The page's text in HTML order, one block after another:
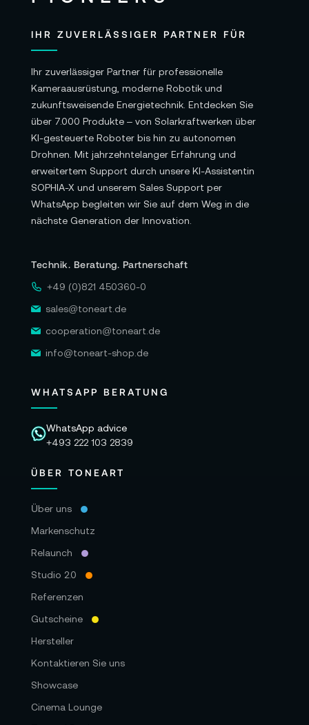
IHR ZUVERLÄSSIGER PARTNER FÜR
Ihr zuverlässiger Partner für professionelle
Kameraausrüstung, moderne Robotik und
zukunftsweisende Energietechnik. Entdecken Sie
über 7.000 Produkte – von Solarkraftwerken über
KI-gesteuerte Roboter bis hin zu autonomen
Drohnen. Mit jahrzehntelanger Erfahrung und
erweitertem Support durch unsere KI-Assistentin
SOPHIA-X und unserem Sales Support per
WhatsApp begleiten wir Sie auf dem Weg in die
nächste Generation der Innovation.
Technik. Beratung. Partnerschaft
+49 (0)821 450360-0
sales@toneart.de
cooperation@toneart.de
info@toneart-shop.de
WHATSAPP BERATUNG
WhatsApp advice
+493 222 103 2839
ÜBER TONEART
Über uns
Markenschutz
Relaunch
Studio 2.0
Referenzen
Gutscheine
Hersteller
Kontaktieren Sie uns
Showcase
Cinema Lounge